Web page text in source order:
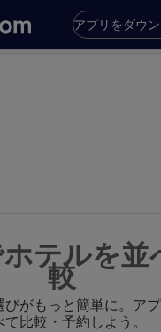
アプリをダウ
テルを並
較
がもっと簡単に。ア
て比較・予約しよう。